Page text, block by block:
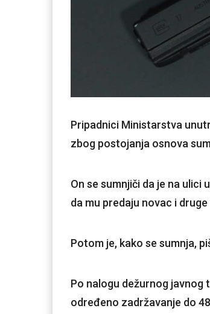
Pripadnici Ministarstva
zbog postojanja osnova
On se sumnjiči da je na
da mu predaju novac i
Potom je, kako se sumnja,
Po nalogu dežurnog javnog
određeno zadržavanje do